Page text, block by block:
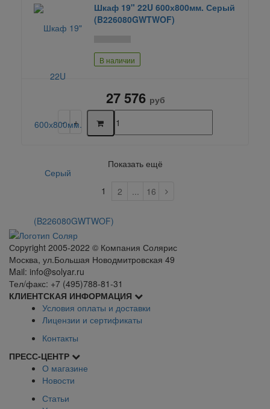
Шкаф 19" 22U 600х800мм. Серый
(B226080GWTWOF)
В наличии
27 576 руб
Показать ещё
1 2 ... 16
Сopyright 2005-2022 © Компания Солярис
Москва, ул.Большая Новодмитровская 49
Mail: info@solyar.ru
Тел/факс: +7 (495)788-81-31
КЛИЕНТСКАЯ ИНФОРМАЦИЯ
Условия оплаты и доставки
Лицензии и сертификаты
Контакты
ПРЕСС-ЦЕНТР
О магазине
Новости
Статьи